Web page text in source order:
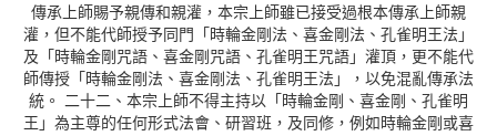
傳承上師賜予親傳和親灌，本宗上師雖已接受過根本傳承上師親
灌，但不能代師授予同門「時輪金剛法、喜金剛法、孔雀明王法」
及「時輪金剛咒語、喜金剛咒語、孔雀明王咒語」灌頂，更不能代
師傳授「時輪金剛法、喜金剛法、孔雀明王法」，以免混亂傳承法
統。 二十二、本宗上師不得主持以「時輪金剛、喜金剛、孔雀明
王」為主尊的任何形式法會、研習班，及同修，例如時輪金剛或喜